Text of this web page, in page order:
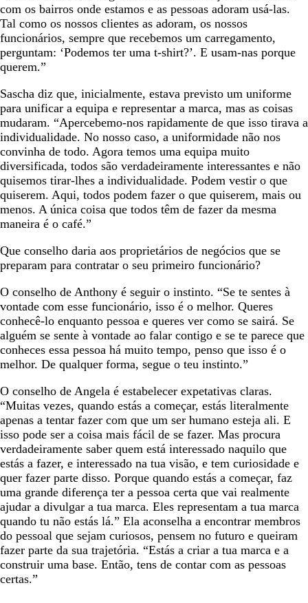
com os bairros onde estamos e as pessoas adoram usá-las.
Tal como os nossos clientes as adoram, os nossos
funcionários, sempre que recebemos um carregamento,
perguntam: ‘Podemos ter uma t-shirt?’. E usam-nas porque
querem.”
Sascha diz que, inicialmente, estava previsto um uniforme
para unificar a equipa e representar a marca, mas as coisas
mudaram. “Apercebemo-nos rapidamente de que isso tirava a
individualidade. No nosso caso, a uniformidade não nos
convinha de todo. Agora temos uma equipa muito
diversificada, todos são verdadeiramente interessantes e não
quisemos tirar-lhes a individualidade. Podem vestir o que
quiserem. Aqui, todos podem fazer o que quiserem, mais ou
menos. A única coisa que todos têm de fazer da mesma
maneira é o café.”
Que conselho daria aos proprietários de negócios que se
preparam para contratar o seu primeiro funcionário?
O conselho de Anthony é seguir o instinto. “Se te sentes à
vontade com esse funcionário, isso é o melhor. Queres
conhecê-lo enquanto pessoa e queres ver como se sairá. Se
alguém se sente à vontade ao falar contigo e se te parece que
conheces essa pessoa há muito tempo, penso que isso é o
melhor. De qualquer forma, segue o teu instinto.”
O conselho de Angela é estabelecer expetativas claras.
“Muitas vezes, quando estás a começar, estás literalmente
apenas a tentar fazer com que um ser humano esteja ali. E
isso pode ser a coisa mais fácil de se fazer. Mas procura
verdadeiramente saber quem está interessado naquilo que
estás a fazer, e interessado na tua visão, e tem curiosidade e
quer fazer parte disso. Porque quando estás a começar, faz
uma grande diferença ter a pessoa certa que vai realmente
ajudar a divulgar a tua marca. Eles representam a tua marca
quando tu não estás lá.” Ela aconselha a encontrar membros
do pessoal que sejam curiosos, pensem no futuro e queiram
fazer parte da sua trajetória. “Estás a criar a tua marca e a
construir uma base. Então, tens de contar com as pessoas
certas.”